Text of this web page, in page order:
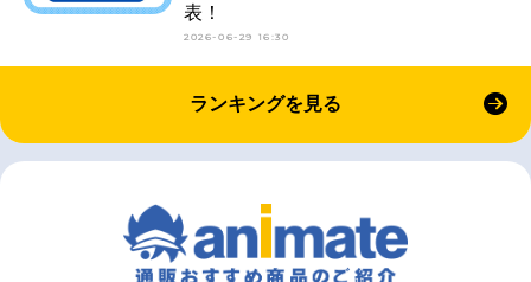
表！
2026-06-29 16:30
ランキングを見る